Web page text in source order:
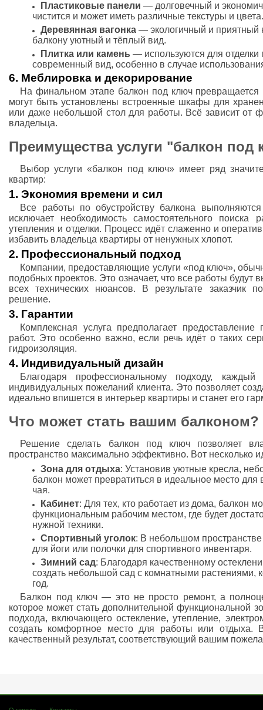
Пластиковые панели — долговечный и
чистится и может иметь различные текстуры и цвета.
Деревянная вагонка — экологичный и приятный
балкону уютный и тёплый вид.
Плитка или камень — используются для отделки
современный вид, особенно в случае
6. Меблировка и декорирование
На финальном этапе балкон под ключ
могут быть установлены встроенные шкафы для
или даже небольшой стол для работы. Всё зависит от
владельца.
Преимущества услуги "балкон под
Выбор услуги «балкон под ключ» имеет ряд
квартир:
1. Экономия времени и сил
Все работы по обустройству балкона
исключает необходимость самостоятельного поиска
утепления и отделки. Процесс идёт слаженно и
избавить владельца квартиры от ненужных хлопот.
2. Профессиональный подход
Компании, предоставляющие услуги «под ключ»,
подобных проектов. Это означает, что все работы
всех технических нюансов. В результате заказчик
решение.
3. Гарантии
Комплексная услуга предполагает
работ. Это особенно важно, если речь идёт о таких
гидроизоляция.
4. Индивидуальный дизайн
Благодаря профессиональному подходу,
индивидуальных пожеланий клиента. Это позволяет
идеально впишется в интерьер квартиры и станет его
Что может стать вашим балконом?
Решение сделать балкон под ключ позволяет
пространство максимально эффективно. Вот несколько
Зона для отдыха: Установив уютные кресла,
балкон может превратиться в идеальное место для
чая.
Кабинет: Для тех, кто работает из дома, балкон
функциональным рабочим местом, где будет
нужной техники.
Спортивный уголок: В небольшом
для йоги или полочки для спортивного инвентаря.
Зимний сад: Благодаря качественному
создать небольшой сад с комнатными растениями,
год.
Балкон под ключ — это не просто ремонт, а
которое может стать дополнительной функциональной
подхода, включающего остекление, утепление,
создать комфортное место для работы или отдыха.
качественный результат, соответствующий вашим